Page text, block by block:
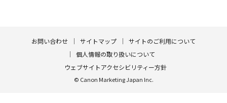
お問い合わせ サイトマップ
サイトのご利用について
個人情報の取り扱いについて
ウェブサイトアクセシビリティー方針
© Canon Marketing Japan Inc.